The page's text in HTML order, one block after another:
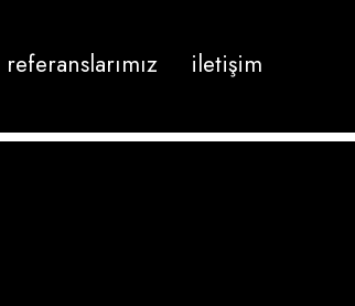
referanslarımız i̇letişim